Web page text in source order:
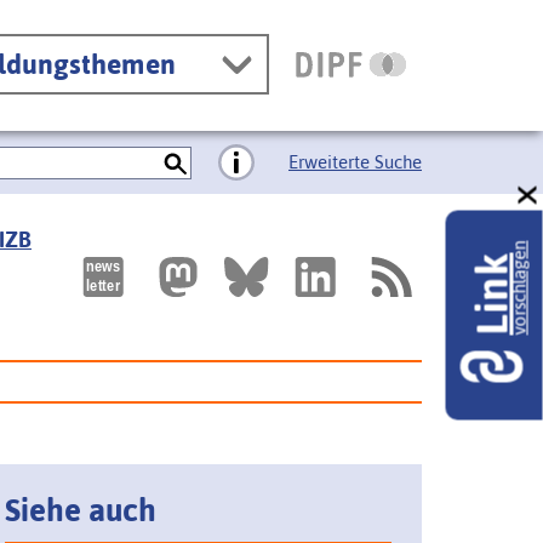
Erweiterte Suche
Siehe auch
Linkvorschlagen